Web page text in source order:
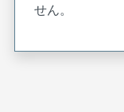
せん。